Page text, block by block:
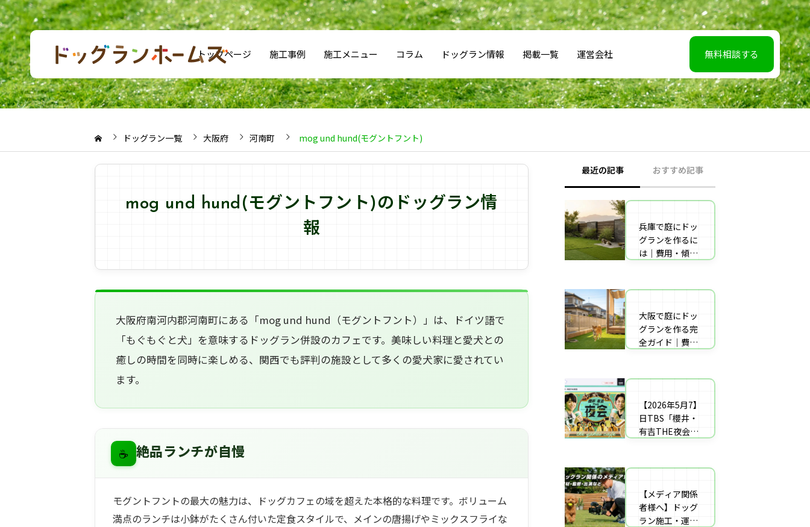
トップページ 施工事例 施工メニュー コラム ドッグラン情報 掲載一覧 運営会社 無料相談する
ドッグラン一覧 大阪府 河南町 mog und hund(モグントフント)
mog und hund(モグントフント)のドッグラン情
報
大阪府南河内郡河南町にある「mog und hund（モグントフント）」は、ドイツ語で
「もぐもぐと犬」を意味するドッグラン併設のカフェです。美味しい料理と愛犬との
癒しの時間を同時に楽しめる、関西でも評判の施設として多くの愛犬家に愛されてい
ます。
☕ 絶品ランチが自慢
モグントフントの最大の魅力は、ドッグカフェの域を超えた本格的な料理です。ボリューム
満点のランチは小鉢がたくさん付いた定食スタイルで、メインの唐揚げやミックスフライな
最近の記事 おすすめ記事
兵庫で庭にドッ
グランを作るに
は｜費用・傾斜
戸〜播磨・淡
大阪で庭にドッ
グランを作る完
全ガイド｜費用
【エリア対応】
【2026年5月7】
日TBS「櫻井・
有吉THE夜会」
さんのご実家の
を施工
【メディア関係
者様へ】ドッグ
ラン施工・運営
【2026年5月7】
日TBS「櫻井・
有吉THE夜会」
さんのご実家の
を施工
庭にドッグラン
をDIY！初心者
でもプロ級に仕
アル
自宅の庭にドッ
グラン計画の完
全ガイド：DIY
デメリット）を